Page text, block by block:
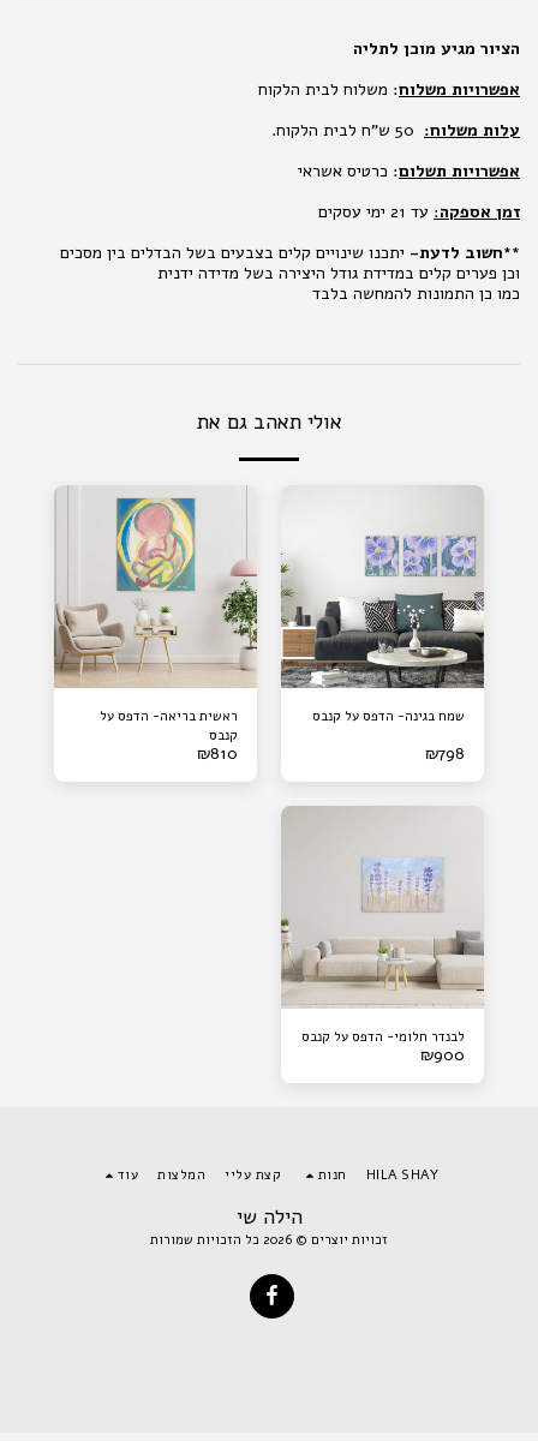
הציור מגיע מוכן לתליה
אפשרויות משלוח: משלוח לבית הלקוח
עלות משלוח:
אפשרויות תשלום: כרטיס אשראי
זמן אספקה: עד 21 ימי עסקים
**חשוב לדעת- יתכנו שינויים קלים בצבעים בשל הבדלים בין מסכים
וכן פערים קלים במדידת גודל היצירה בשל מדידה ידנית
כמו כן התמונות להמחשה בלבד
אולי תאהב גם את
שמח בגינה- הדפס על קנבס
₪798
ראשית בריאה- הדפס על
קנבס
₪810
לבנדר חלומי- הדפס על קנבס
₪900
הילה שי
זכויות יוצרים © 2026 כל הזכויות שמורות
HILA SHAY חנות קצת עליי המלצות עוד